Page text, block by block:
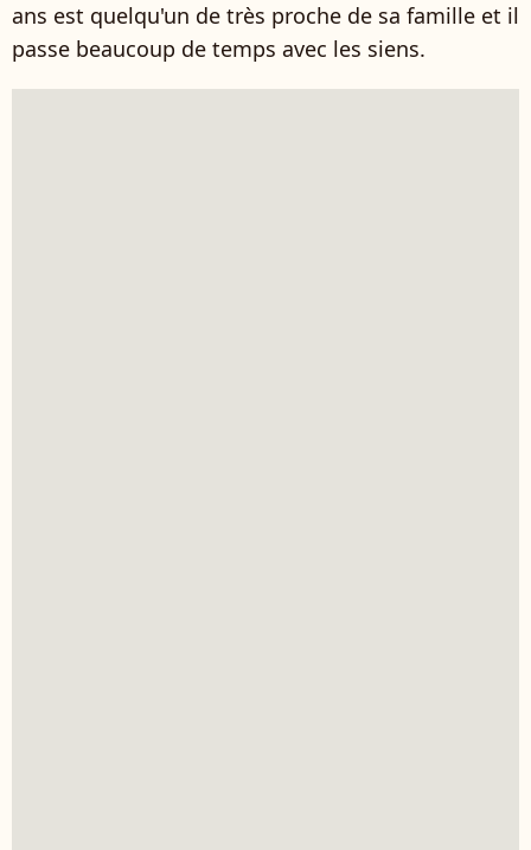
ans est quelqu'un de très proche de sa famille et il
passe beaucoup de temps avec les siens.